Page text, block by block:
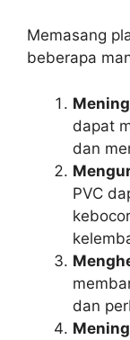
Memasang
beberapa
dapat
dan
PVC
dan